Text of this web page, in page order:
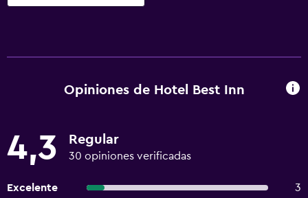
Opiniones de Hotel Best Inn
4,3 Regular
30 opiniones verificadas
Excelente
3